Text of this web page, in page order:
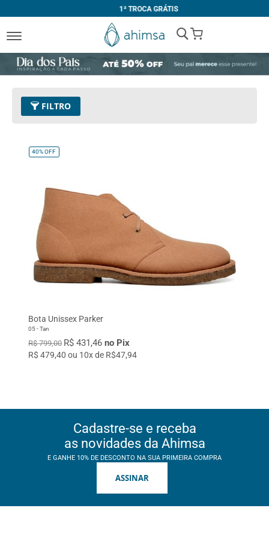
1ª TROCA GRÁTIS
My Cart
FILTRO
Tamanho
Limpar Tudo
40%OFF
Bota Unissex Parker
05 - Tan
R$ 799,00 R$ 431,46 no Pix
R$ 479,40 ou 10x de R$47,94
Cadastre-se e receba
as novidades da Ahimsa
E GANHE 10% DE DESCONTO NA SUA PRIMEIRA COMPRA
ASSINAR